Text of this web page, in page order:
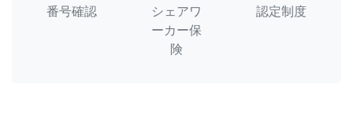
番号確認
シェアワ
ーカー保
険
認定制度